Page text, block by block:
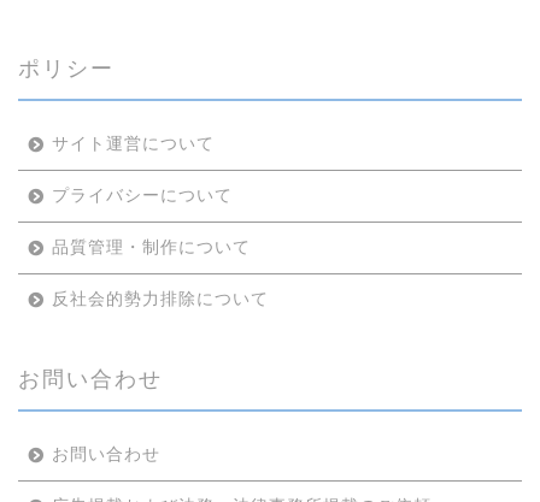
ポリシー
サイト運営について
プライバシーについて
品質管理・制作について
反社会的勢力排除について
お問い合わせ
お問い合わせ